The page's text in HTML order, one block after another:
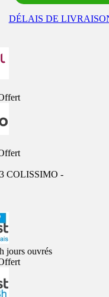
DÉLAIS DE
COLISSIMO -
jours ouvrés